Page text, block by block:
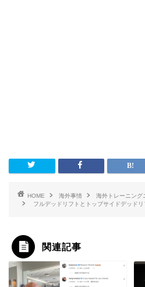
HOME 海外事情
海外トレーニング
フルデッドリフトとトップサイドデッド
関連記事